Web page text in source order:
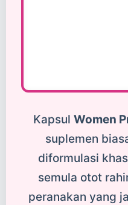
Kapsul Women
suplemen
diformulasi
semula otot
peranakan yang